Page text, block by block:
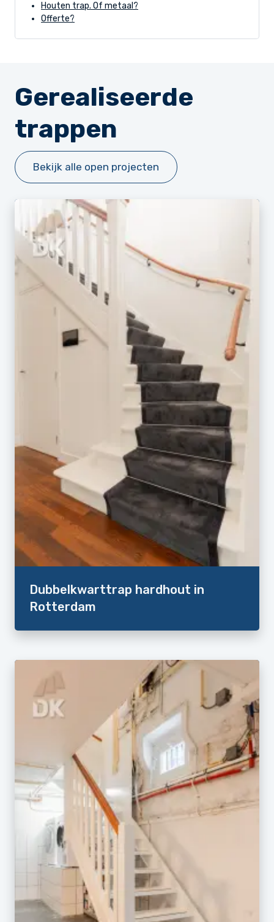
Houten trap. Of metaal?
Offerte?
Gerealiseerde
trappen
Bekijk alle open projecten
Dubbelkwarttrap hardhout in
Rotterdam